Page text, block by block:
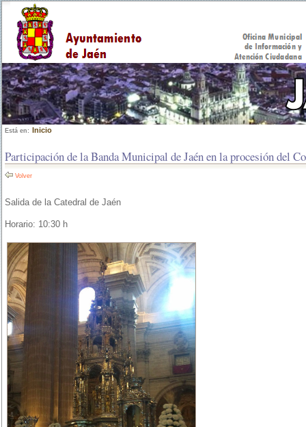
Está en: Inicio
Participación de la Banda Municipal de Jaén en la procesión del
Volver
Salida de la Catedral de Jaén
Horario: 10:30 h